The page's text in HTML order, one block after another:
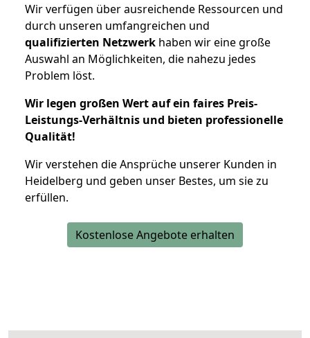
Wir verfügen über ausreichende Ressourcen und
durch unseren umfangreichen und
qualifizierten Netzwerk haben wir eine große
Auswahl an Möglichkeiten, die nahezu jedes
Problem löst.
Wir legen großen Wert auf ein faires Preis-
Leistungs-Verhältnis und bieten professionelle
Qualität!
Wir verstehen die Ansprüche unserer Kunden in
Heidelberg und geben unser Bestes, um sie zu
erfüllen.
Kostenlose Angebote erhalten